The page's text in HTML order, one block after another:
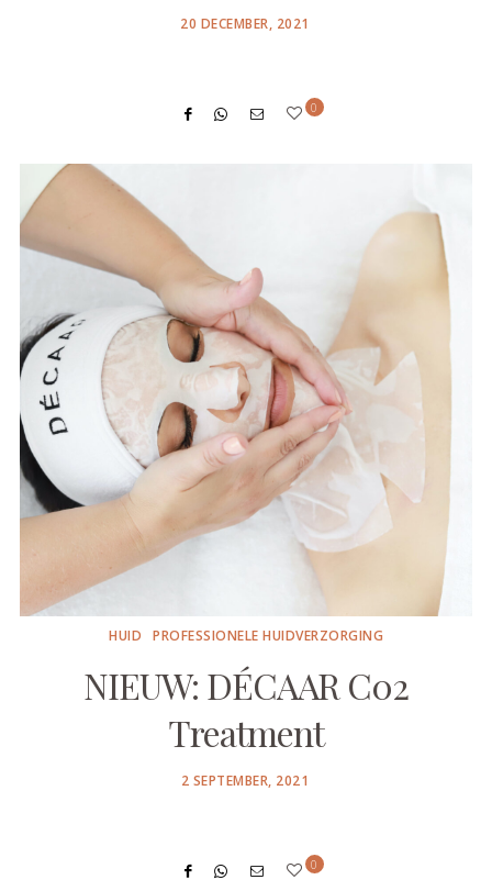
POSTED
20 DECEMBER, 2021
0
HUID PROFESSIONELE HUIDVERZORGING
NIEUW: DÉCAAR C02
Treatment
POSTED
2 SEPTEMBER, 2021
0